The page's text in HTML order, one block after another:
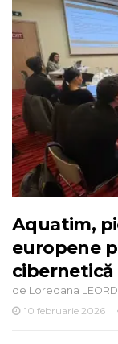
Aquatim,
europene
cibernetică
de Loredana
10 februarie 2026